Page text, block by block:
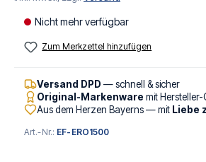
Nicht mehr verfügbar
Zum Merkzettel hinzufügen
Versand DPD — schnell & sicher
Original-Markenware mit
Aus dem Herzen Bayerns — mit Liebe
Art.-Nr.: EF-ERO1500